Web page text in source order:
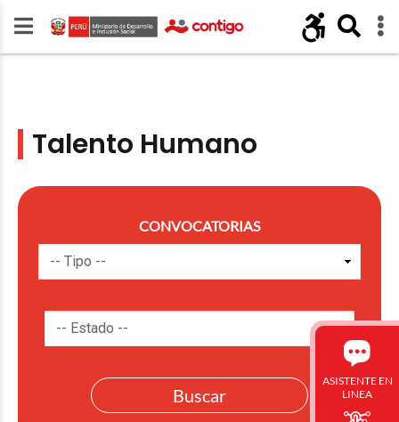
Talento Humano
CONVOCATORIAS
ASISTENTE EN
LINEA